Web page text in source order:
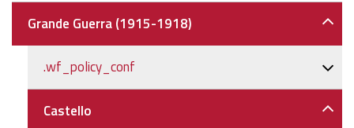
Grande Guerra (1915-1918)
.wf_policy_conf
Castello